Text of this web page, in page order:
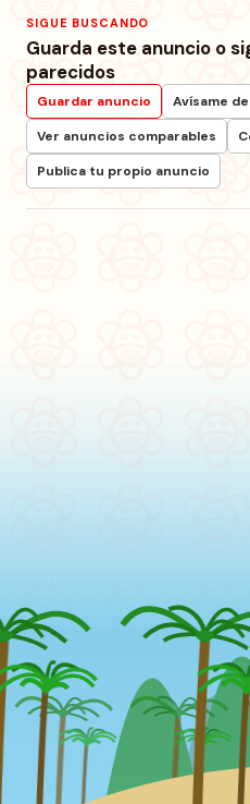
SIGUE BUSCANDO
Guarda este anuncio o
parecidos
Guardar anuncio
Avísame
Ver anuncios comparables
Publica tu propio anuncio